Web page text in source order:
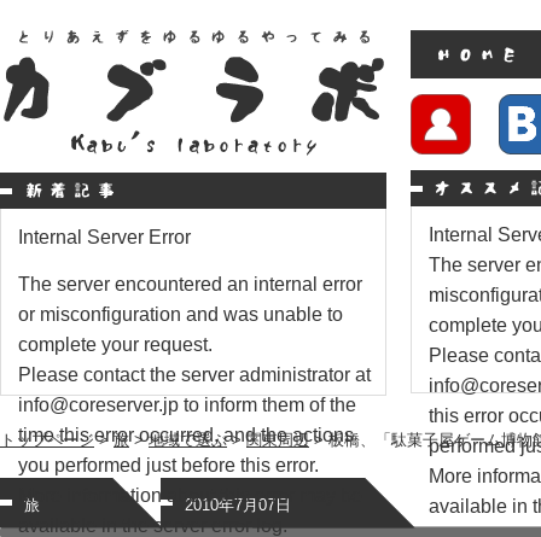
Internal Server Error
The server encountered an internal error
or misconfiguration and was unable to
complete your request.
Please contact the server administrator at
info@coreserver.jp to inform them of the
time this error occurred, and the actions
you performed just before this error.
More information about this error may be
available in the server error log.
Internal
The server
complete
Please
this error
performed
More
available in
トップページ>旅>地域で選ぶ>関東周辺> 板橋、「駄菓子屋ゲーム博物
旅 2010年7月07日